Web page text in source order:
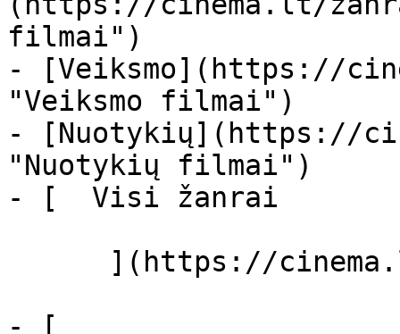
filmai")
- [Veiksmo](https://
"Veiksmo filmai")
- [Nuotykių](https://
"Nuotykių filmai")
- [  Visi žanrai
- [